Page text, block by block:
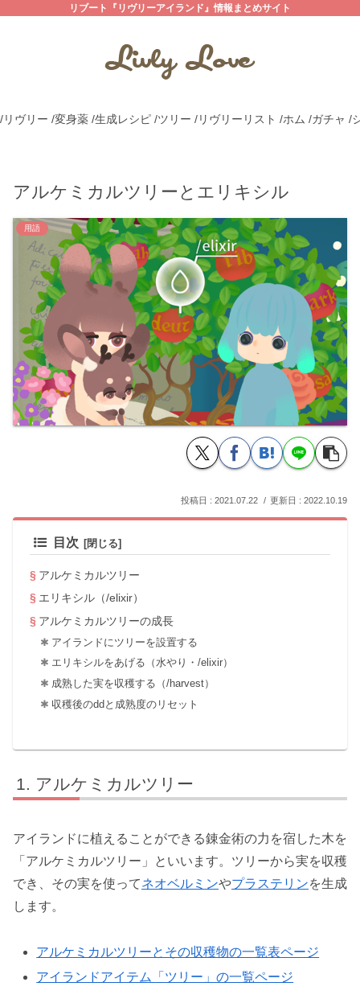
リブート『リヴリーアイランド』情報まとめサイト
/リヴリー /変身薬 /生成レシピ /ツリー /リヴリーリスト /ホム /ガチャ /
アルケミカルツリーとエリキシル
用語
2021.07.22 2022.10.19
目次
アルケミカルツリー
エリキシル（/elixir）
アルケミカルツリーの成長
アイランドにツリーを設置する
エリキシルをあげる（水やり・/elixir）
成熟した実を収穫する（/harvest）
収穫後のddと成熟度のリセット
アルケミカルツリー
アイランドに植えることができる錬金術の力を宿した木を
「アルケミカルツリー」といいます。ツリーから実を収穫
でき、その実を使ってネオベルミンやプラステリンを生成
します。
アルケミカルツリーとその収穫物の一覧表ページ
アイランドアイテム「ツリー」の一覧ページ